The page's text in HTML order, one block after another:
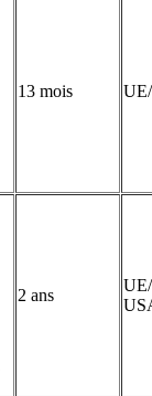
13 mois
2 ans